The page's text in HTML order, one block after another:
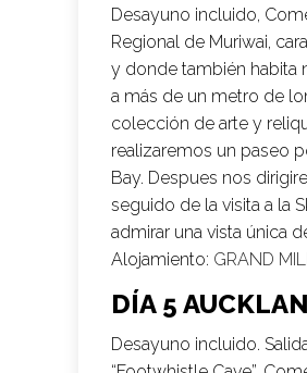
Desayuno incluido,
Regional de Muriwai,
y donde también habita
a más de un metro de
colección de arte y
realizaremos un paseo
Bay. Despues nos
seguido de la visita a la
admirar una vista única
Alojamiento: GRAND
DÍA 5
Desayuno incluido.